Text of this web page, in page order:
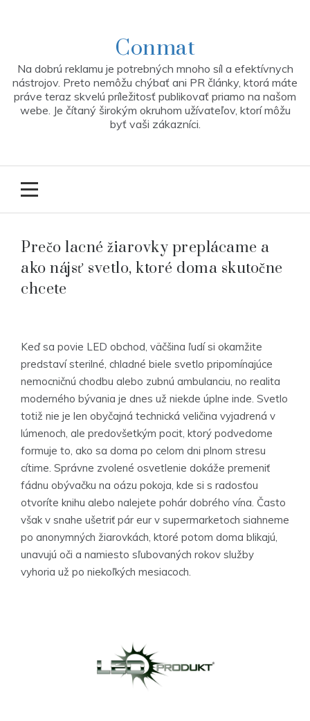
Conmat
Na dobrú reklamu je potrebných mnoho síl a efektívnych
nástrojov. Preto nemôžu chýbať ani PR články, ktorá máte
práve teraz skvelú príležitosť publikovať priamo na našom
webe. Je čítaný širokým okruhom užívateľov, ktorí môžu
byť vaši zákazníci.
Prečo lacné žiarovky preplácame a
ako nájsť svetlo, ktoré doma skutočne
chcete
Keď sa povie LED obchod, väčšina ľudí si okamžite
predstaví sterilné, chladné biele svetlo pripomínajúce
nemocničnú chodbu alebo zubnú ambulanciu, no realita
moderného bývania je dnes už niekde úplne inde. Svetlo
totiž nie je len obyčajná technická veličina vyjadrená v
lúmenoch, ale predovšetkým pocit, ktorý podvedome
formuje to, ako sa doma po celom dni plnom stresu
cítime. Správne zvolené osvetlenie dokáže premeniť
fádnu obývačku na oázu pokoja, kde si s radosťou
otvoríte knihu alebo nalejete pohár dobrého vína. Často
však v snahe ušetriť pár eur v supermarketoch siahneme
po anonymných žiarovkách, ktoré potom doma blikajú,
unavujú oči a namiesto sľubovaných rokov služby
vyhoria už po niekoľkých mesiacoch.